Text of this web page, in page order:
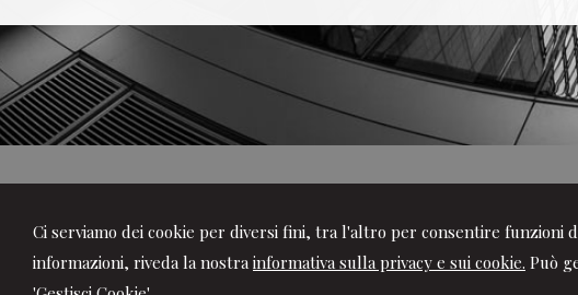
Ci serviamo dei cookie per diversi fini, tra l'altro per consentire funzioni
informazioni, riveda la nostrainformativa sulla privacy e sui cookie. Può
Porpora
Studio Tributario e